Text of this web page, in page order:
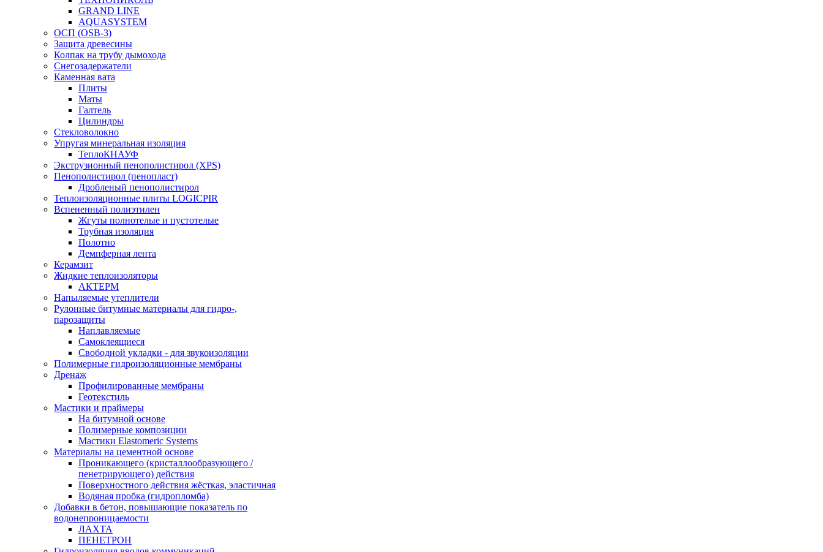
GRAND LINE
AQUASYSTEM
ОСП (OSB-3)
Защита древесины
Колпак на трубу дымохода
Снегозадержатели
Каменная вата
Плиты
Маты
Галтель
Цилиндры
Стекловолокно
Упругая минеральная изоляция
ТеплоКНАУФ
Экструзионный пенополистирол (XPS)
Пенополистирол (пенопласт)
Дробленый пенополистирол
Теплоизоляционные плиты LOGICPIR
Вспененный полиэтилен
Жгуты полнотелые и пустотелые
Трубная изоляция
Полотно
Демпферная лента
Керамзит
Жидкие теплоизоляторы
АКТЕРМ
Напыляемые утеплители
Рулонные битумные материалы для гидро-,
парозащиты
Наплавляемые
Самоклеящиеся
Свободной укладки - для звукоизоляции
Полимерные гидроизоляционные мембраны
Дренаж
Профилированные мембраны
Геотекстиль
Мастики и праймеры
На битумной основе
Полимерные композиции
Мастики Elastomeric Systems
Материалы на цементной основе
Проникающего (кристаллообразующего /
пенетрирующего) действия
Поверхностного действия жёсткая, эластичная
Водяная пробка (гидропломба)
Добавки в бетон, повышающие показатель по
водонепроницаемости
ЛАХТА
ПЕНЕТРОН